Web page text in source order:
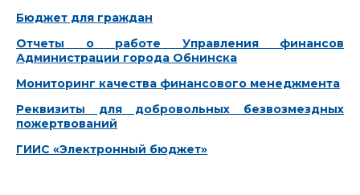
Бюджет для граждан
Отчеты о работе Управления финансов
Администрации города Обнинска
Мониторинг качества финансового менеджмента
Реквизиты для добровольных безвозмездных
пожертвований
ГИИС «Электронный бюджет»